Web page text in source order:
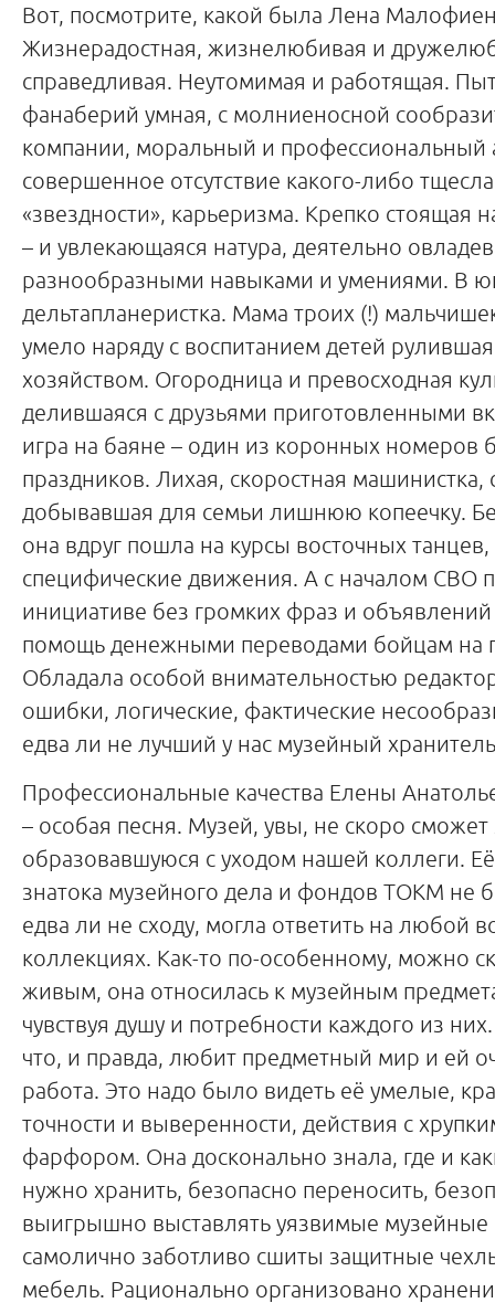
Вот, посмотрите, какой была Лена
Жизнерадостная, жизнелюбивая и
справедливая. Неутомимая и работящая.
фанаберий умная, с молниеносной
компании, моральный и профессиональный
совершенное отсутствие какого-либо
«звездности», карьеризма. Крепко стоящая
– и увлекающаяся натура, деятельно
разнообразными навыками и умениями. В
дельтапланеристка. Мама троих (!)
умело наряду с воспитанием детей
хозяйством. Огородница и превосходная
делившаяся с друзьями приготовленными
игра на баяне – один из коронных номеров
праздников. Лихая, скоростная
добывавшая для семьи лишнюю копеечку.
она вдруг пошла на курсы восточных танцев,
специфические движения. А с началом СВО
инициативе без громких фраз и объявлений
помощь денежными переводами бойцам на
Обладала особой внимательностью
ошибки, логические, фактические
едва ли не лучший у нас музейный
Профессиональные качества Елены
– особая песня. Музей, увы, не скоро
образовавшуюся с уходом нашей коллеги.
знатока музейного дела и фондов ТОКМ не
едва ли не сходу, могла ответить на любой
коллекциях. Как-то по-особенному, можно
живым, она относилась к музейным
чувствуя душу и потребности каждого из
что, и правда, любит предметный мир и ей
работа. Это надо было видеть её умелые,
точности и выверенности, действия с
фарфором. Она досконально знала, где и
нужно хранить, безопасно переносить,
выигрышно выставлять уязвимые
самолично заботливо сшиты защитные
мебель. Рационально организовано